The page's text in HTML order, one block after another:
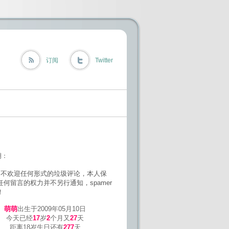
订阅 Twitter
迎任何形式的垃圾评论，本人保
何留言的权力并不另行通知，spamer
萌萌出生于2009年05月10日
今天已经17岁2个月又27天
距离18岁生日还有277天